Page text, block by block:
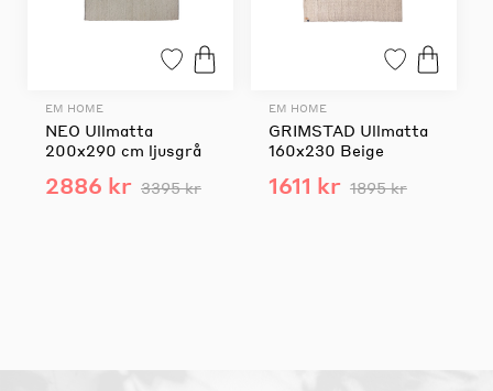
EM HOME
NEO Ullmatta
200x290 cm ljusgrå
2886 kr 3395 kr
EM HOME
GRIMSTAD Ullmatta
160x230 Beige
1611 kr 1895 kr